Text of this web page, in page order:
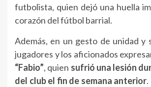
futbolista, quien dejó una huella
corazón del fútbol barrial.
Además, en un gesto de unidad y
jugadores y los aficionados
“Fabio”, quien sufrió una lesión
del club el fin de semana anterior